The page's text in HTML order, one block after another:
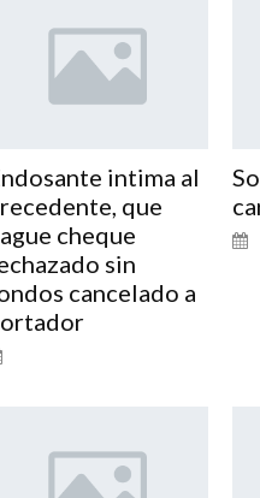
intima al
que
cheque
sin
cancelado a